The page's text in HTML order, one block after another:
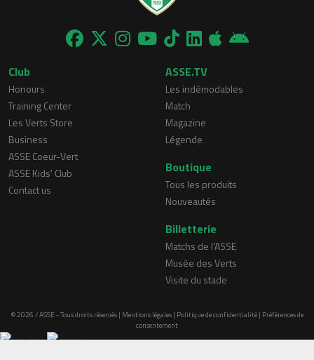
Club
Honours
Training Center
Les Verts Store
Business
ASSE Coeur-Vert
ASSE Kids' Club
Contact us
ASSE.TV
Les indémodables
Match
Magazine
Légende
Boutique
Tous les produits
Nouveautés
Billetterie
Matchs de l'ASSE
Musée des Verts
Visite du stade
© 2026 / ASSE - Tous droits réservés | Mentions légales| Politique de confidentialité| Préférences de
consentement